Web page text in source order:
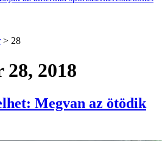
> 28
2018
Megvan az ötödik